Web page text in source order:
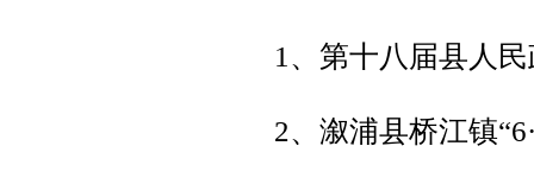
1、 第十八届县人
2、溆浦县桥江镇